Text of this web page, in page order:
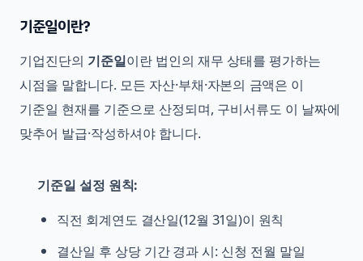
기준일이란?
기업진단의 기준일이란 법인의 재무 상태를 평가하는
시점을 말합니다. 모든 자산·부채·자본의 금액은 이
기준일 현재를 기준으로 산정되며, 구비서류도 이 날짜에
맞추어 발급·작성하셔야 합니다.
기준일 설정 원칙:
직전 회계연도 결산일(12월 31일)이 원칙
결산일 후 상당 기간 경과 시: 신청 전월 말일